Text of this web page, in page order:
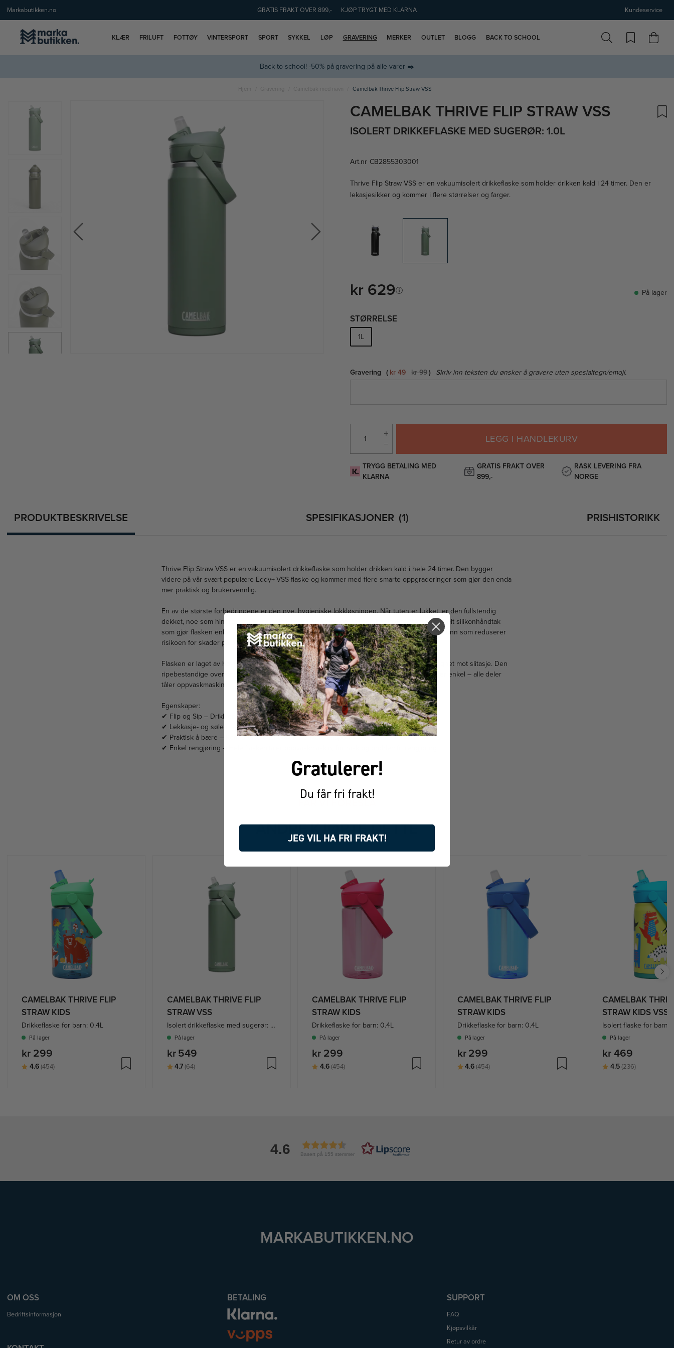
Markabutikken.no GRATIS FRAKT OVER 899,- KJØP TRYGT MED KLARNA Kundeservice
KLÆR FRILUFT FOTTØY VINTERSPORT SPORT SYKKEL LØP GRAVERING MERKER OUTLET BLOGG BACK TO SCHOOL
Back to school! -50% på gravering på alle varer ✒️
Hjem Camelbak med navn Camelbak Thrive Flip Straw VSS
CAMELBAK THRIVE FLIP STRAW VSS
ISOLERT DRIKKEFLASKE MED SUGERØR: 1.0L
Art.nr CB2855303001
Thrive Flip Straw VSS er en vakuumisolert drikkeflaske som holder drikken kald i 24 timer. Den er
lekasjesikker og kommer i flere størrelser og farger.
kr 629 På lager
STØRRELSE
1L
Gravering kr 49 kr 99 Skriv inn teksten du ønsker å gravere uten spesialtegn/emoji.
LEGG I HANDLEKURV
TRYGG BETALING MED
KLARNA
GRATIS FRAKT OVER
899,-
RASK LEVERING FRA
NORGE
PRODUKTBESKRIVELSE SPESIFIKASJONER 1 PRISHISTORIKK
Thrive Flip Straw VSS er en vakuumisolert drikkeflaske som holder drikken kald i hele 24 timer. Den bygger
videre på vår svært populære Eddy+ VSS-flaske og kommer med flere smarte oppgraderinger som gjør den enda
mer praktisk og brukervennlig.
En av de største forbedringene er den nye, hygieniske lokkløsningen. Når tuten er lukket, er den fullstendig
dekket, noe som hindrer smuss og bakterier fra å samle seg. I tillegg har lokket et komfortabelt silikonhåndtak
som gjør flasken enkel å bære med seg. For ekstra beskyttelse har vi lagt til en myk silikonbunn som reduserer
risikoen for skader på både flasken og gulvet dersom den faller.
Flasken er laget av høykvalitets rustfritt stål, som sikrer lang holdbarhet og motstandsdyktighet mot slitasje. Den
ripebestandige overflaten gjør at den beholder sitt flotte utseende over tid. Rengjøringen er enkel – alle deler
tåler oppvaskmaskin.
Egenskaper:
✔ Flip og Sip – Drikk enkelt gjennom sugerøret
✔ Lekkasje- og sølefri – Lekkasjesikker når lukket, sølefri når åpen
✔ Praktisk å bære – Komfortabelt håndtak for enkel transport
✔ Enkel rengjøring – Hele flasken tåler oppvaskmaskin, for rask og problemfri rengjøring
ANDRE KJØPTE DETTE
CAMELBAK THRIVE FLIP
STRAW KIDS
Drikkeflaske for barn: 0.4L
På lager
kr 299
Karakter:
4.6(454)av 5 mulige
CAMELBAK THRIVE FLIP
STRAW VSS
Isolert drikkeflaske med sugerør: 0.6L
På lager
kr 549
Karakter:
4.7 (64)
CAMELBAK THRIVE FLIP
STRAW KIDS
Drikkeflaske for barn: 0.4L
På lager
kr 299
Karakter:
4.6(454)av 5 mulige
CAMELBAK THRIVE FLIP
STRAW KIDS
Drikkeflaske for barn: 0.4L
På lager
kr 299
Karakter:
4.6 (454)
CAMELBAK
STRAW KIDS VSS
Isolert flaske for barn
På lager
kr 469
Karakter:
4.5(236)av 5 mulige
4.6 Basert på 155 stemmer
MARKABUTIKKEN.NO
OM OSS
Bedriftsinformasjon
BETALING SUPPORT
FAQ
Kjøpsvilkår
Retur av ordre
Gratulerer!
Du får fri frakt!
JEG VIL HA FRI FRAKT!